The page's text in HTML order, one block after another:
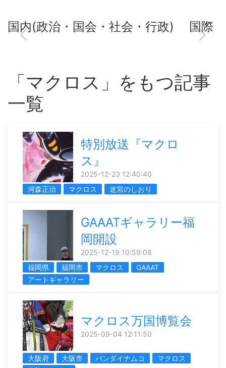
国内(政治・国会・社会・行政) 国際
「マクロス」をもつ記事
一覧
特別放送『マクロ
ス』
2025-12-23 12:40:40
河森正治
マクロス 迷宮のしおり
GAAATギャラリー福
岡開設
2025-12-19 10:59:08
福岡県
福岡市 マクロス
GAAAT
アートギャラリー
マクロス万国博覧会
2025-09-04 12:11:50
大阪府 大阪市 バンダイナムコ
マクロス